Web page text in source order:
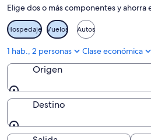
Elige dos o más componentes y ahorra
Hospedaje Vuelos Autos
1 hab., 2 personas Clase económica
Origen
Origen
Destino
Destino